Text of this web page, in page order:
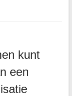
kunt
een